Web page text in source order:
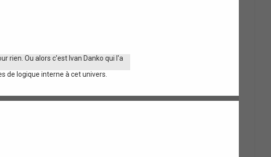
rien. Ou alors c'est Ivan Danko qui l'a
de logique interne à cet univers.